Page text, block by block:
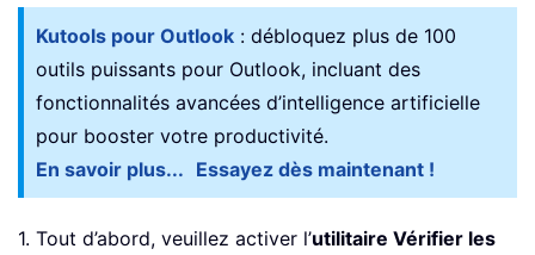
Kutools pour Outlook : débloquez plus de 100
outils puissants pour Outlook, incluant des
fonctionnalités avancées d’intelligence artificielle
pour booster votre productivité.
En savoir plus... Essayez dès maintenant !
1. Tout d’abord, veuillez activer l’utilitaire Vérifier les